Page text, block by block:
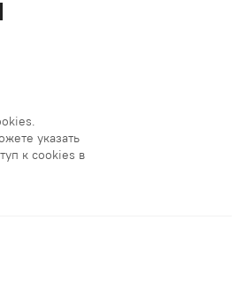
указать
к cookies в